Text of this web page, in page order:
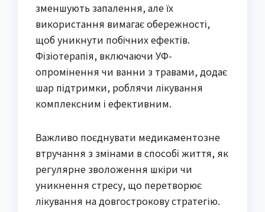
зменшують запалення, але їх
використання вимагає обережності,
щоб уникнути побічних ефектів.
Фізіотерапія, включаючи УФ-
опромінення чи ванни з травами, додає
шар підтримки, роблячи лікування
комплексним і ефективним.
Важливо поєднувати медикаментозне
втручання з змінами в способі життя, як
регулярне зволоження шкіри чи
уникнення стресу, що перетворює
лікування на довгострокову стратегію.